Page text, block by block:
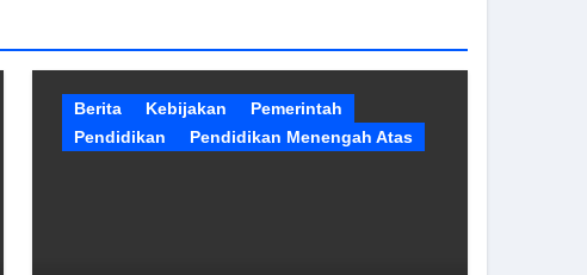
Berita Kebijakan
Pemerintah
Pendidikan
Pendidikan Menengah Atas